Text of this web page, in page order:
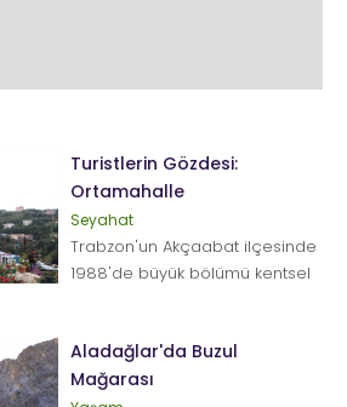
Turistlerin Gözdesi:
Ortamahalle
Seyahat
Trabzon'un Akçaabat ilçesinde
1988'de büyük bölümü kentsel
Aladağlar'da Buzul
Mağarası